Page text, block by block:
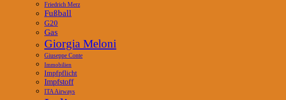
Friedrich Merz
Fußball
G20
Gas
Giorgia Meloni
Giuseppe Conte
Immobilien
Impfpflicht
Impfstoff
ITA Airways